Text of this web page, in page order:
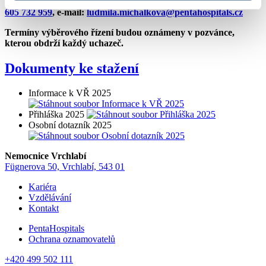
605 732 959, e-mail:ludmila.michalkova@pentahospitals.cz
Termíny výběrového řízení budou oznámeny v pozvánce,
kterou obdrží každý uchazeč.
Dokumenty ke stažení
Informace k VŘ 2025
Přihláška 2025
Osobní dotazník 2025
Nemocnice Vrchlabí
Fügnerova 50, Vrchlabí, 543 01
Kariéra
Vzdělávání
Kontakt
PentaHospitals
Ochrana oznamovatelů
+420 499 502 111